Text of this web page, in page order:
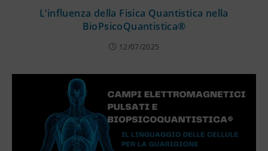
L’influenza della Fisica Quantistica nella
BioPsicoQuantistica®
12/07/2025